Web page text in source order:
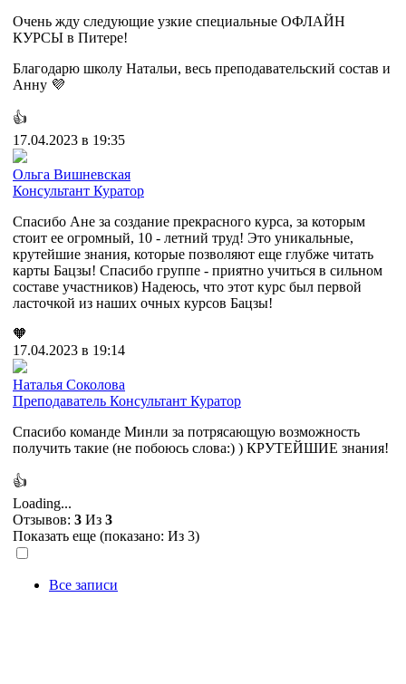
Очень жду следующие узкие специальные ОФЛАЙН
КУРСЫ в Питере!
Благодарю школу Натальи, весь преподавательский состав и
Анну 💜
👍
17.04.2023 в 19:35
Ольга Вишневская
Консультант Куратор
Спасибо Ане за создание прекрасного курса, за которым
стоит ее огромный, 10 - летний труд! Это уникальные,
крутейшие знания, которые позволяют еще глубже читать
карты Бацзы! Спасибо группе - приятно учиться в сильном
составе участников) Надеюсь, что этот курс был первой
ласточкой из наших очных курсов Бацзы!
🧡
17.04.2023 в 19:14
Наталья Соколова
Преподаватель Консультант Куратор
Спасибо команде Минли за потрясающую возможность
получить такие (не побоюсь слова:) ) КРУТЕЙШИЕ знания!
👍
Loading...
Отзывов: 3 Из 3
Показать еще (показано: Из 3)
Все записи